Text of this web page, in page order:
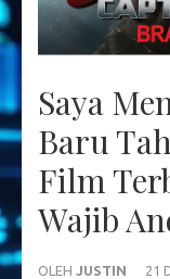
Saya
Baru
Film
Wajib
OLEH JUSTIN
21